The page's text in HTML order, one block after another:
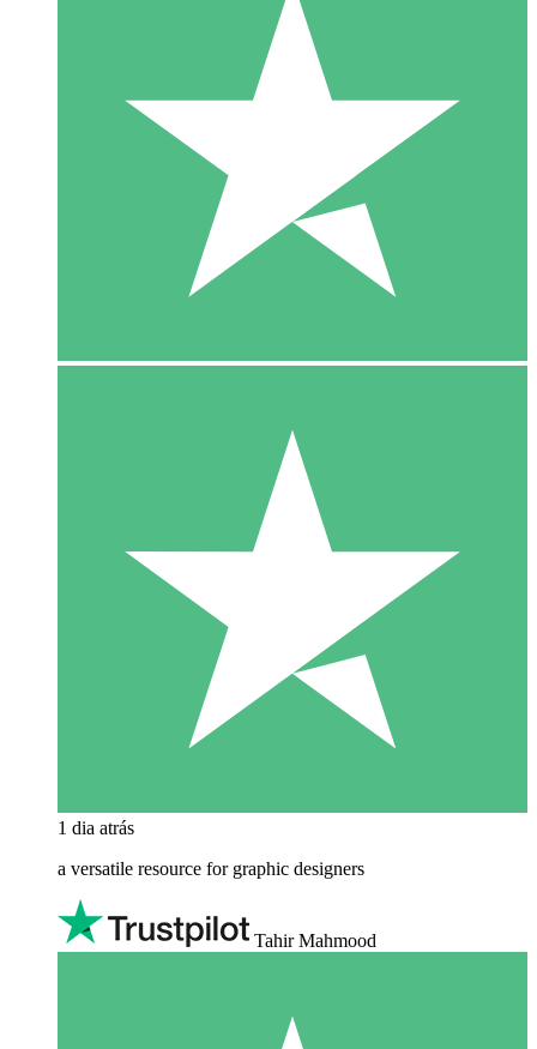
1 dia atrás
a versatile resource for graphic designers
Tahir Mahmood